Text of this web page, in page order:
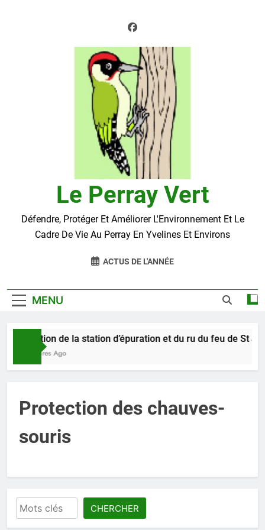
Le Perray Vert
Défendre, Protéger Et Améliorer L'Environnement Et Le
Cadre De Vie Au Perray En Yvelines Et Environs
ACTUS DE L'ANNÉE
MENU
Pollution de la station d’épuration et du ru du feu de St
19 Heures Ago
Protection des chauves-
souris
Rechercher CHERCHER